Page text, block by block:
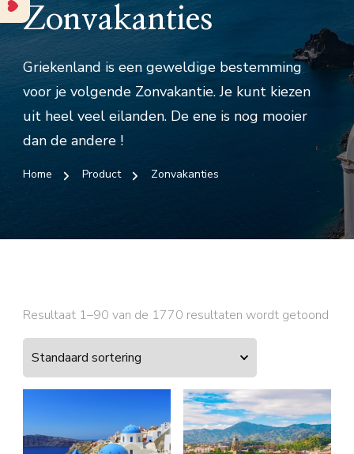
Zonvakanties
Griekenland is een geweldige bestemming
voor je volgende Zonvakantie. Je kunt kiezen
uit heel veel eilanden. De ene is nog mooier
dan de andere !
Home Product Zonvakanties
Resultaat 1–90 van de 1770 resultaten wordt getoond